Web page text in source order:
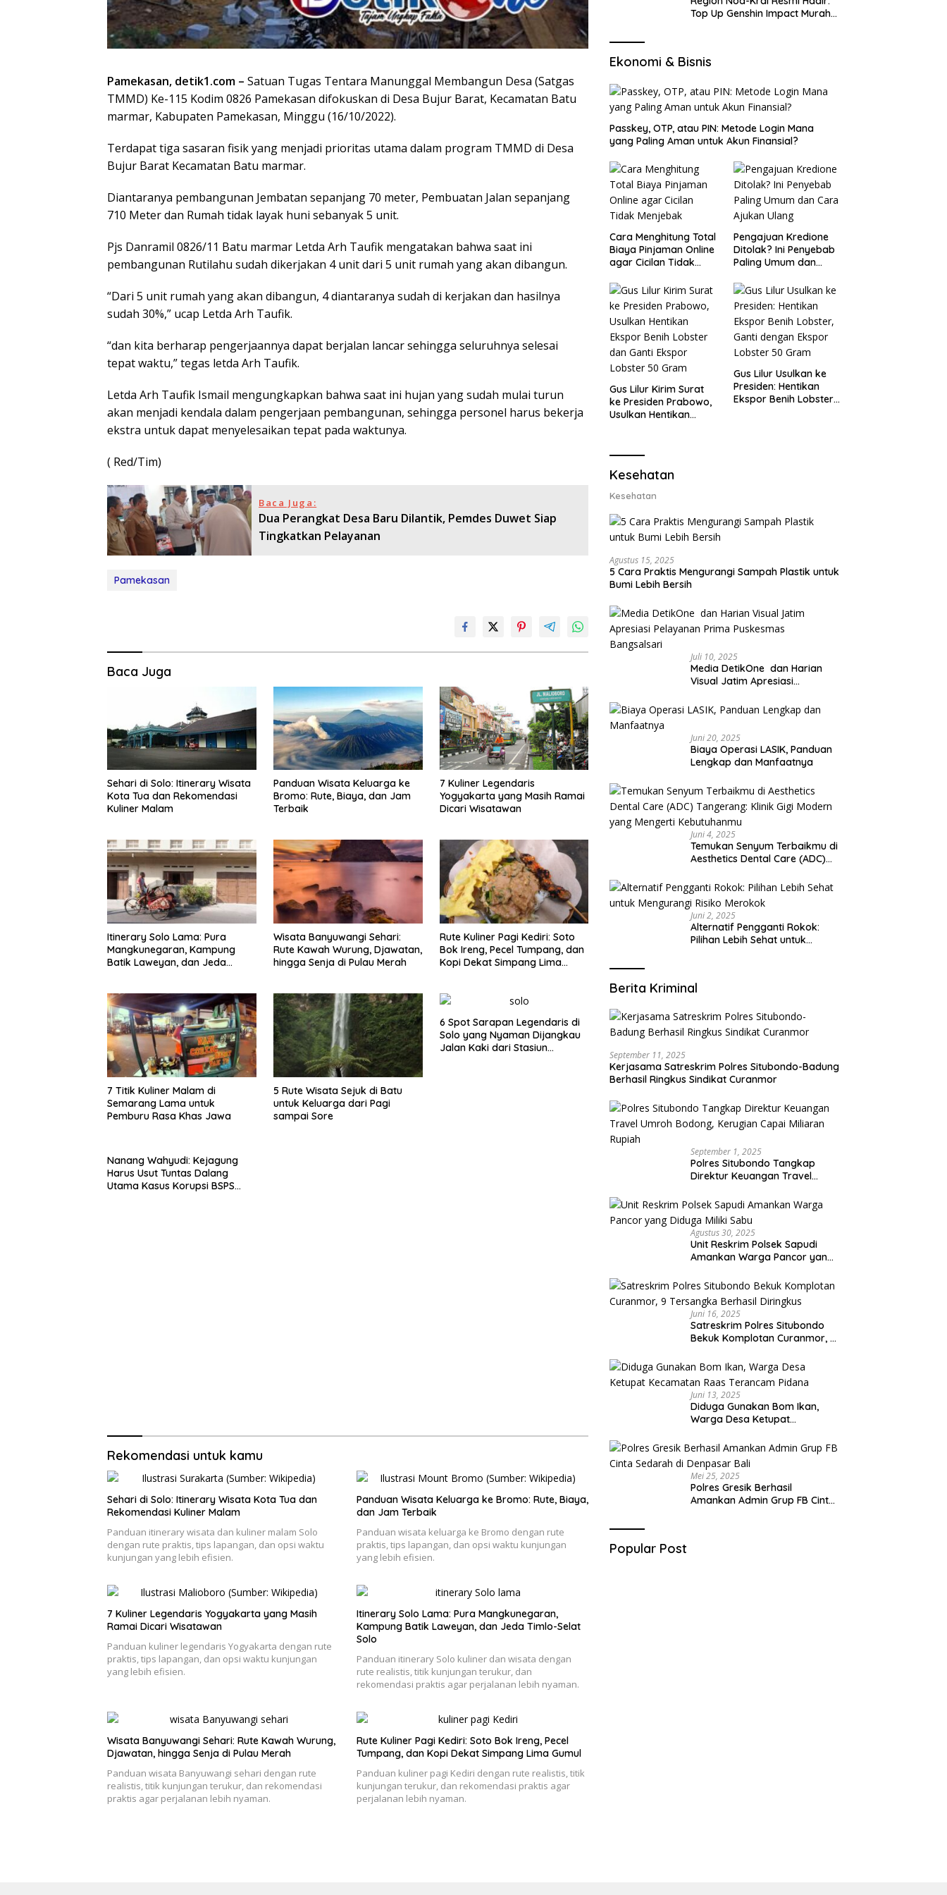
Pamekasan, detik1.com – Satuan Tugas Tentara Manunggal Membangun Desa (Satgas
TMMD) Ke-115 Kodim 0826 Pamekasan difokuskan di Desa Bujur Barat, Kecamatan Batu
marmar, Kabupaten Pamekasan, Minggu (16/10/2022).
Terdapat tiga sasaran fisik yang menjadi prioritas utama dalam program TMMD di Desa
Bujur Barat Kecamatan Batu marmar.
Diantaranya pembangunan Jembatan sepanjang 70 meter, Pembuatan Jalan sepanjang
710 Meter dan Rumah tidak layak huni sebanyak 5 unit.
Pjs Danramil 0826/11 Batu marmar Letda Arh Taufik mengatakan bahwa saat ini
pembangunan Rutilahu sudah dikerjakan 4 unit dari 5 unit rumah yang akan dibangun.
“Dari 5 unit rumah yang akan dibangun, 4 diantaranya sudah di kerjakan dan hasilnya
sudah 30%,” ucap Letda Arh Taufik.
“dan kita berharap pengerjaannya dapat berjalan lancar sehingga seluruhnya selesai
tepat waktu,” tegas letda Arh Taufik.
Letda Arh Taufik Ismail mengungkapkan bahwa saat ini hujan yang sudah mulai turun
akan menjadi kendala dalam pengerjaan pembangunan, sehingga personel harus bekerja
ekstra untuk dapat menyelesaikan tepat pada waktunya.
( Red/Tim)
Baca Juga:
Dua Perangkat Desa Baru Dilantik, Pemdes Duwet Siap
Tingkatkan Pelayanan
Pamekasan
Baca Juga
Sehari di Solo: Itinerary Wisata
Kota Tua dan Rekomendasi
Kuliner Malam
Panduan Wisata Keluarga ke
Bromo: Rute, Biaya, dan Jam
Terbaik
7 Kuliner Legendaris
Yogyakarta yang Masih Ramai
Dicari Wisatawan
Itinerary Solo Lama: Pura
Mangkunegaran, Kampung
Batik Laweyan, dan Jeda
Wisata Banyuwangi Sehari:
Rute Kawah Wurung, Djawatan,
hingga Senja di Pulau Merah
Rute Kuliner Pagi Kediri: Soto
Bok Ireng, Pecel Tumpang, dan
Kopi Dekat Simpang Lima
7 Titik Kuliner Malam di
Semarang Lama untuk
Pemburu Rasa Khas Jawa
5 Rute Wisata Sejuk di Batu
untuk Keluarga dari Pagi
sampai Sore
6 Spot Sarapan Legendaris di
Solo yang Nyaman Dijangkau
Jalan Kaki dari Stasiun
Nanang Wahyudi: Kejagung
Harus Usut Tuntas Dalang
Utama Kasus Korupsi BSPS
Rekomendasi untuk kamu
Sehari di Solo: Itinerary Wisata Kota Tua dan
Rekomendasi Kuliner Malam
Panduan itinerary wisata dan kuliner malam Solo
dengan rute praktis, tips lapangan, dan opsi waktu
kunjungan yang lebih efisien.
Panduan Wisata Keluarga ke Bromo: Rute, Biaya,
dan Jam Terbaik
Panduan wisata keluarga ke Bromo dengan rute
praktis, tips lapangan, dan opsi waktu kunjungan
yang lebih efisien.
7 Kuliner Legendaris Yogyakarta yang Masih
Ramai Dicari Wisatawan
Panduan kuliner legendaris Yogyakarta dengan rute
praktis, tips lapangan, dan opsi waktu kunjungan
yang lebih efisien.
Itinerary Solo Lama: Pura Mangkunegaran,
Kampung Batik Laweyan, dan Jeda Timlo-Selat
Solo
Panduan itinerary Solo kuliner dan wisata dengan
rute realistis, titik kunjungan terukur, dan
rekomendasi praktis agar perjalanan lebih nyaman.
Wisata Banyuwangi Sehari: Rute Kawah Wurung,
Djawatan, hingga Senja di Pulau Merah
Panduan wisata Banyuwangi sehari dengan rute
realistis, titik kunjungan terukur, dan rekomendasi
praktis agar perjalanan lebih nyaman.
Rute Kuliner Pagi Kediri: Soto Bok Ireng, Pecel
Tumpang, dan Kopi Dekat Simpang Lima Gumul
Panduan kuliner pagi Kediri dengan rute realistis, titik
kunjungan terukur, dan rekomendasi praktis agar
perjalanan lebih nyaman.
Top Up Genshin Impact Murah
Ekonomi & Bisnis
Passkey, OTP, atau PIN: Metode Login Mana
yang Paling Aman untuk Akun Finansial?
Cara Menghitung Total
Biaya Pinjaman Online
agar Cicilan Tidak
Pengajuan Kredione
Ditolak? Ini Penyebab
Paling Umum dan
Gus Lilur Kirim Surat
ke Presiden Prabowo,
Usulkan Hentikan
Lobster 50 Gram
Gus Lilur Usulkan ke
Presiden: Hentikan
Ekspor Benih Lobster,
Kesehatan
Kesehatan
Agustus 15, 2025
5 Cara Praktis Mengurangi Sampah Plastik untuk
Bumi Lebih Bersih
Juli 10, 2025
Media DetikOne dan Harian
Visual Jatim Apresiasi
Bangsalsari
Juni 20, 2025
Biaya Operasi LASIK, Panduan
Lengkap dan Manfaatnya
Juni 4, 2025
Temukan Senyum Terbaikmu di
Aesthetics Dental Care (ADC)
yang Mengerti Kebutuhanmu
Juni 2, 2025
Alternatif Pengganti Rokok:
Pilihan Lebih Sehat untuk
Berita Kriminal
September 11, 2025
Kerjasama Satreskrim Polres Situbondo-Badung
Berhasil Ringkus Sindikat Curanmor
September 1, 2025
Polres Situbondo Tangkap
Direktur Keuangan Travel
Capai Miliaran Rupiah
Agustus 30, 2025
Unit Reskrim Polsek Sapudi
Amankan Warga Pancor yang
Juni 16, 2025
Satreskrim Polres Situbondo
Bekuk Komplotan Curanmor, 9
Juni 13, 2025
Diduga Gunakan Bom Ikan,
Warga Desa Ketupat
Pidana
Mei 25, 2025
Polres Gresik Berhasil
Amankan Admin Grup FB Cinta
Popular Post